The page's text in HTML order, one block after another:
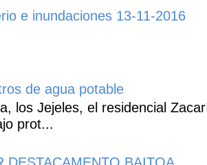
e inundaciones 13-11-2016
de agua potable
los Jejeles, el residencial
prot...